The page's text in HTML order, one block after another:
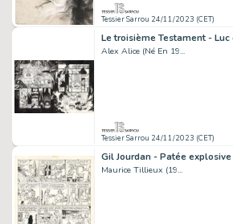
Tessier Sarrou 24/11/2023 (CET)
Alex Alice (Né En 19...
Tessier Sarrou 24/11/2023 (CET)
Maurice Tillieux (19...